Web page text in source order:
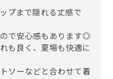
プまで隠れる丈感で
で安心感もあります◎
も良く、夏場も快適に
ソーなどと合わせて着